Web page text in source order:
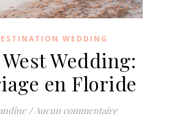
WEDDING
Wedding:
en Floride
/Aucun commentaire